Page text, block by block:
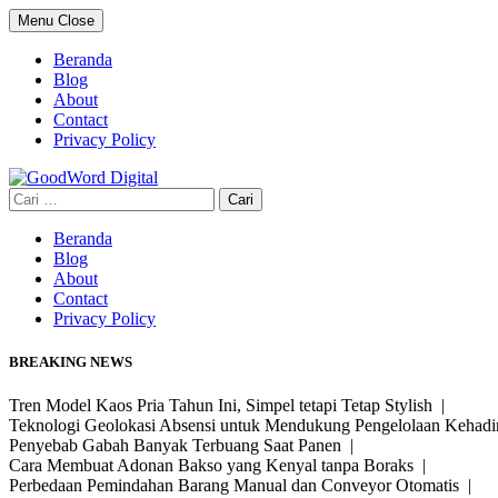
Skip
to
content
Menu Close
Beranda
Blog
About
Contact
Privacy Policy
Cari
untuk:
Beranda
Blog
About
Contact
Privacy Policy
BREAKING NEWS
Tren Model Kaos Pria Tahun Ini, Simpel tetapi Tetap Stylish |
Teknologi Geolokasi Absensi untuk Mendukung Pengelolaan
Penyebab Gabah Banyak Terbuang Saat Panen |
Cara Membuat Adonan Bakso yang Kenyal tanpa Boraks |
Perbedaan Pemindahan Barang Manual dan Conveyor Otomatis |